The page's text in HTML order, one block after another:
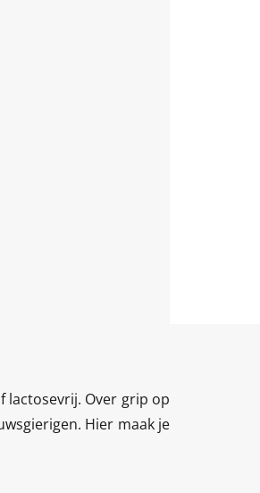
lactosevrij. Over grip op
Hier maak je